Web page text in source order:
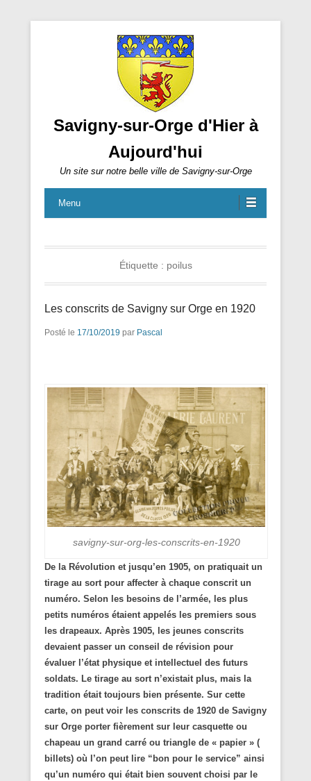
Savigny-sur-Orge d'Hier à
Aujourd'hui
Un site sur notre belle ville de Savigny-sur-Orge
Menu
Étiquette : poilus
Les conscrits de Savigny sur Orge en 1920
Posté le 17/10/2019 par Pascal
savigny-sur-org-les-conscrits-en-1920
De la Révolution et jusqu’en 1905, on pratiquait un
tirage au sort pour affecter à chaque conscrit un
numéro. Selon les besoins de l’armée, les plus
petits numéros étaient appelés les premiers sous
les drapeaux. Après 1905, les jeunes conscrits
devaient passer un conseil de révision pour
évaluer l’état physique et intellectuel des futurs
soldats. Le tirage au sort n’existait plus, mais la
tradition était toujours bien présente. Sur cette
carte, on peut voir les conscrits de 1920 de Savigny
sur Orge porter fièrement sur leur casquette ou
chapeau un grand carré ou triangle de « papier » (
billets) où l’on peut lire “bon pour le service” ainsi
qu’un numéro qui était bien souvent choisi par le